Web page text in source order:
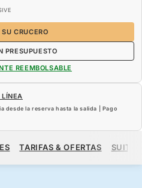
SU CRUCERO
PRESUPUESTO
REEMBOLSABLE
LÍNEA
desde la reserva hasta la salida | Pago
TARIFAS & OFERTAS SUITES